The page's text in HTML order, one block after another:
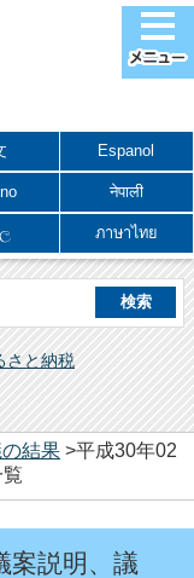
Espanol
नेपाली
ภาษาไทย
さと納税
結果 >平成30年02
案説明、議